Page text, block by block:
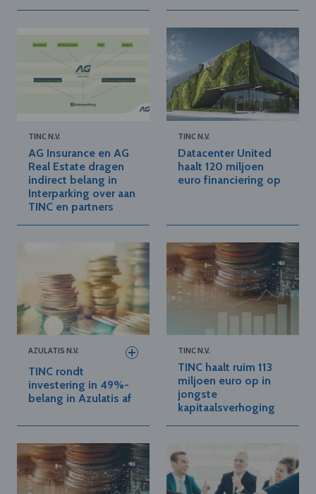
TINC N.V.
AG Insurance en AG
Real Estate dragen
indirect belang in
Interparking over aan
TINC en partners
TINC N.V.
Datacenter United
haalt 120 miljoen
euro financiering op
AZULATIS N.V.
TINC rondt
investering in 49%-
belang in Azulatis af
TINC N.V.
TINC haalt ruim 113
miljoen euro op in
jongste
kapitaalsverhoging